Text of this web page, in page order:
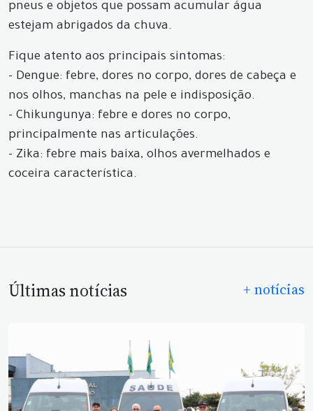
pneus e objetos que possam acumular água
estejam abrigados da chuva.
Fique atento aos principais sintomas:
- Dengue: febre, dores no corpo, dores de cabeça e
nos olhos, manchas na pele e indisposição.
- Chikungunya: febre e dores no corpo,
principalmente nas articulações.
- Zika: febre mais baixa, olhos avermelhados e
coceira característica.
Últimas notícias + notícias